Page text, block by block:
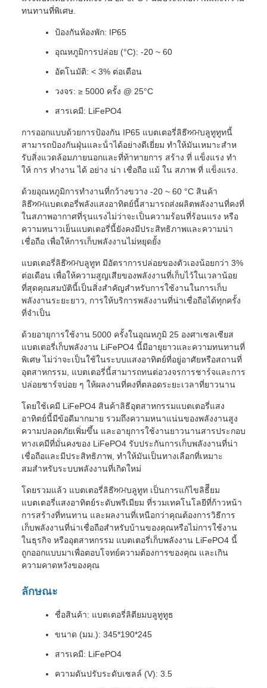
ทนทานที่พิเศษ.
ป้องกันห้องพัก: IP65
อุณหภูมิการปล่อย (°C): -20 ~ 60
อัตโนมัติ: < 3% ต่อเดือน
วงจร: ≥ 5000 ครั้ง @ 25°C
สารเคมี: LiFePO4
การออกแบบด้วยการป้องกัน IP65 แบตเตอรี่ลิธีਅਮบลูทูทูทนี้
สามารถป้องกันฝุ่นและน้ําได้อย่างดีเยี่ยม ทําให้มันเหมาะสําห
รับสิ่งแวดล้อมภายนอกและที่ท้าทายการ สร้าง ที่ แข็งแรง ทํา
ให้ การ ทํางาน ได้ อย่าง น่า เชื่อถือ แม้ ใน สภาพ ที่ แข็งแรง.
ด้วยอุณหภูมิการทํางานที่กว้างขวาง -20 ~ 60 °C สินค้า
ลิธีਅਮแบตเตอรี่พลังแสงอาทิตย์นี้สามารถส่งผลิตพลังงานที่คงที่
ในสภาพอากาศที่รุนแรงไม่ว่าจะเป็นความร้อนที่ร้อนแรง หรือ
ความหนาวเย็นแบตเตอรี่นี้ยังคงมีประสิทธิภาพและความน่า
เชื่อถือ เพื่อให้การเก็บพลังงานไม่หยุดยั้ง
แบตเตอรี่ลิธีਅਮบลูทูท มีอัตราการปล่อยของตัวเองน้อยกว่า 3%
ต่อเดือน เพื่อให้ความสูญเสียของพลังงานที่เก็บไว้ในเวลาน้อย
ที่สุดคุณสมบัตินี้เป็นสิ่งสําคัญสําหรับการใช้งานในการเก็บ
พลังงานระยะยาว, การให้บริการพลังงานที่น่าเชื่อถือได้ทุกครั้ง
ที่จําเป็น
ด้วยอายุการใช้งาน 5000 ครั้งในอุณหภูมิ 25 องศาเซลเซียส
แบตเตอรี่เก็บพลังงาน LiFePO4 นี้มีอายุยาวและความทนทานที่
พิเศษ ไม่ว่าจะเป็นใช้ในระบบแสงอาทิตย์ที่อยู่อาศัยหรือสถานที่
อุตสาหกรรม, แบตเตอรี่นี้สามารถทนต่อวงจรการชาร์จและการ
ปล่อยชาร์จบ่อย ๆ ให้ผลงานที่คงที่ตลอดระยะเวลาที่ยาวนาน
โดยใช้เคมี LiFePO4 สินค้าลิธีอุตสาหกรรมแบตเตอรี่แสง
อาทิตย์นี้มีข้อดีมากมาย รวมถึงความหนาแน่นของพลังงานสูง
ความปลอดภัยเพิ่มขึ้น และอายุการใช้งานยาวนานสารประกอบ
ทางเคมีที่มั่นคงของ LiFePO4 รับประกันการเก็บพลังงานที่น่า
เชื่อถือและมีประสิทธิภาพ, ทําให้มันเป็นทางเลือกที่เหมาะ
สมสําหรับระบบพลังงานที่เกิดใหม่
โดยรวมแล้ว แบตเตอรี่ลิธีਅਮบลูทูท เป็นการแก้ไขลิธีียม
แบตเตอรี่แสงอาทิตย์ระดับพรีเมียม ที่รวมเทคโนโลยีที่ก้าวหน้า
การสร้างที่ทนทาน และผลงานที่เหนือกว่าคุณต้องการวิธีการ
เก็บพลังงานที่น่าเชื่อถือสําหรับบ้านของคุณหรือไม่การใช้งาน
ในธุรกิจ หรืออุตสาหกรรม แบตเตอรี่เก็บพลังงาน LiFePO4 นี้
ถูกออกแบบมาเพื่อตอบโจทย์ความต้องการของคุณ และเกิน
ความคาดหวังของคุณ
ลักษณะ
ชื่อสินค้า: แบตเตอรี่ลิตียมบลูทูทูธ
ขนาด (มม.): 345*190*245
สารเคมี: LiFePO4
ความดันปรับระดับเซลล์ (V): 3.5